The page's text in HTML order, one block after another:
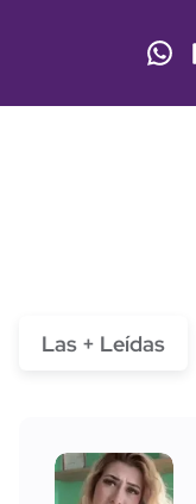
Las + Leídas